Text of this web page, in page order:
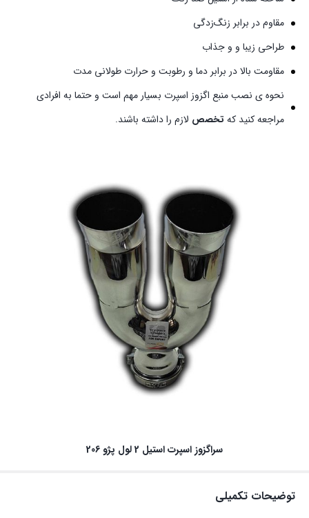
مقاوم در برابر زنگ‌زدگی
طراحی زیبا و و جذاب
مقاومت بالا در برابر دما و رطوبت و حرارت طولانی مدت
نحوه ی نصب منبع اگزوز اسپرت بسیار مهم است و حتما به افرادی
مراجعه کنید که تخصص لازم را داشته باشند.
سراگزوز اسپرت استیل 2 لول پژو 206
توضیحات تکمیلی